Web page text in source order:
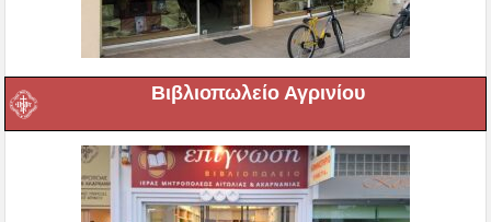
Βιβλιοπωλείο Αγρινίου